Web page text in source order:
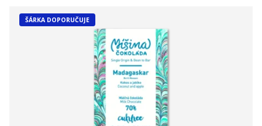
ŠÁRKA DOPORUČUJE